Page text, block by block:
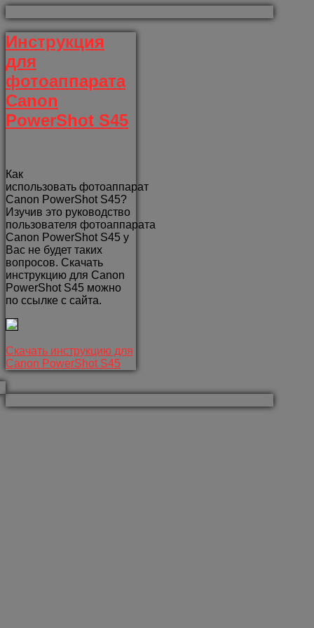
Инструкция
для
фотоаппарата
Canon
PowerShot S45
Как
использовать фотоаппарат
Canon PowerShot S45?
Изучив это руководство
пользователя фотоаппарата
Canon PowerShot S45 у
Вас не будет таких
вопросов. Скачать
инструкцию для Canon
PowerShot S45 можно
по ссылке с сайта.
Скачать инструкцию для
Canon PowerShot S45